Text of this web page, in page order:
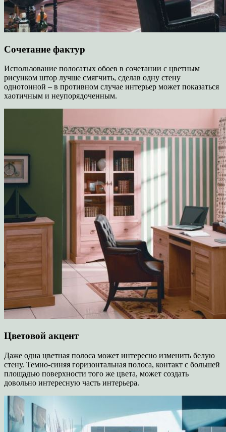
Сочетание фактур
Использование полосатых обоев в сочетании с цветным
рисунком штор лучше смягчить, сделав одну стену
однотонной – в противном случае интерьер может показаться
хаотичным и неупорядоченным.
Цветовой акцент
Даже одна цветная полоса может интересно изменить белую
стену. Темно-синяя горизонтальная полоса, контакт с большей
площадью поверхности того же цвета, может создать
довольно интересную часть интерьера.